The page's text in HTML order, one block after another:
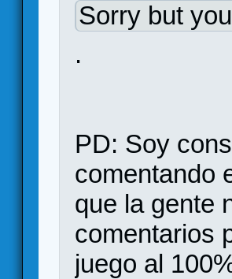
Sorry but
.
PD: Soy
comentando
que la gente
comentarios
juego al